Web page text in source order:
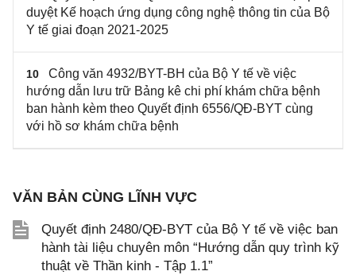
duyệt Kế hoạch ứng dụng công nghệ thông tin của Bộ
Y tế giai đoạn 2021-2025
10
Công văn 4932/BYT-BH của Bộ Y tế về việc
hướng dẫn lưu trữ Bảng kê chi phí khám chữa bệnh
ban hành kèm theo Quyết định 6556/QĐ-BYT cùng
với hồ sơ khám chữa bệnh
VĂN BẢN CÙNG LĨNH VỰC
Quyết định 2480/QĐ-BYT của Bộ Y tế về việc ban
hành tài liệu chuyên môn “Hướng dẫn quy trình kỹ
thuật về Thần kinh - Tập 1.1”